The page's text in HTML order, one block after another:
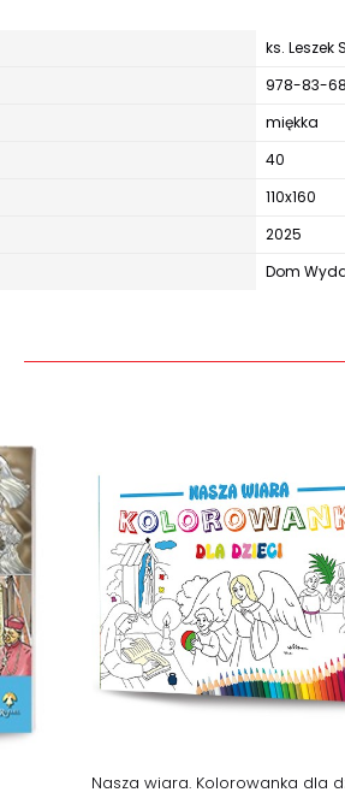
ks. Leszek
978-83-
miękka
40
110x160
2025
Dom
Nasza wiara. Kolorowanka dla